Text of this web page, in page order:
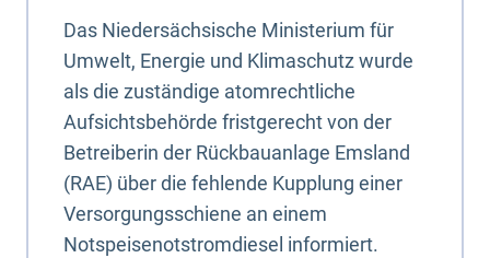
Das Niedersächsische Ministerium für
Umwelt, Energie und Klimaschutz wurde
als die zuständige atomrechtliche
Aufsichtsbehörde fristgerecht von der
Betreiberin der Rückbauanlage Emsland
(RAE) über die fehlende Kupplung einer
Versorgungsschiene an einem
Notspeisenotstromdiesel informiert.